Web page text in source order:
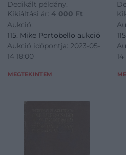
Dedikált példány.
Kikiáltási ár: 4 000 Ft
Aukció:
115. Mike Portobello aukció
Aukció időpontja: 2023-05-
14 18:00
MEGTEKINTEM
14